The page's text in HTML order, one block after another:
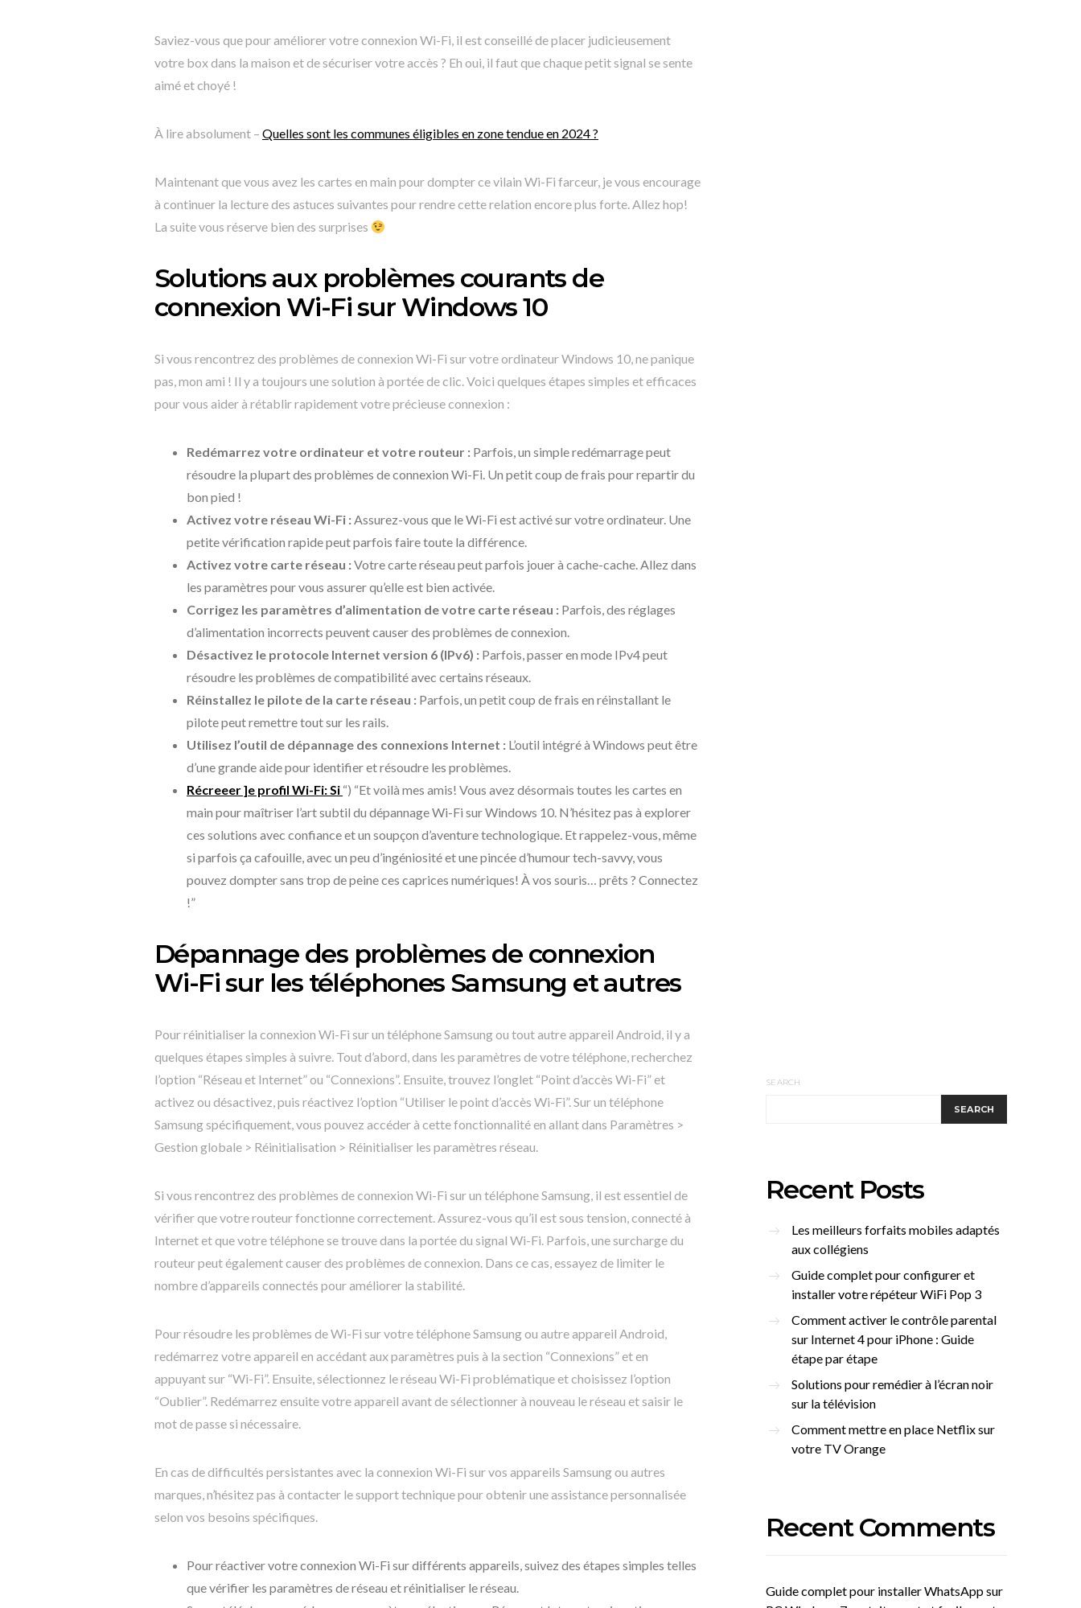
Saviez-vous que pour améliorer votre connexion Wi-Fi, il est conseillé de placer judicieusement
votre box dans la maison et de sécuriser votre accès ? Eh oui, il faut que chaque petit signal se sente
aimé et choyé !
À lire absolument – Quelles sont les communes éligibles en zone tendue en 2024 ?
Maintenant que vous avez les cartes en main pour dompter ce vilain Wi-Fi farceur, je vous encourage
à continuer la lecture des astuces suivantes pour rendre cette relation encore plus forte. Allez hop!
La suite vous réserve bien des surprises
Solutions aux problèmes courants de
connexion Wi-Fi sur Windows 10
Si vous rencontrez des problèmes de connexion Wi-Fi sur votre ordinateur Windows 10, ne panique
pas, mon ami ! Il y a toujours une solution à portée de clic. Voici quelques étapes simples et efficaces
pour vous aider à rétablir rapidement votre précieuse connexion :
Redémarrez votre ordinateur et votre routeur : Parfois, un simple redémarrage peut
résoudre la plupart des problèmes de connexion Wi-Fi. Un petit coup de frais pour repartir du
bon pied !
Activez votre réseau Wi-Fi :Assurez-vous que le Wi-Fi est activé sur votre ordinateur. Une
petite vérification rapide peut parfois faire toute la différence.
Activez votre carte réseau :Votre carte réseau peut parfois jouer à cache-cache. Allez dans
les paramètres pour vous assurer qu’elle est bien activée.
Corrigez les paramètres d’alimentation de votre carte réseau : Parfois, des réglages
d’alimentation incorrects peuvent causer des problèmes de connexion.
Désactivez le protocole Internet version 6 (IPv6) : Parfois, passer en mode IPv4 peut
résoudre les problèmes de compatibilité avec certains réseaux.
Réinstallez le pilote de la carte réseau : Parfois, un petit coup de frais en réinstallant le
pilote peut remettre tout sur les rails.
Utilisez l’outil de dépannage des connexions Internet : L’outil intégré à Windows peut être
d’une grande aide pour identifier et résoudre les problèmes.
Récreeer ]e profil Wi-Fi: Si “) “Et voilà mes amis! Vous avez désormais toutes les cartes en
main pour maîtriser l’art subtil du dépannage Wi-Fi sur Windows 10. N’hésitez pas à explorer
ces solutions avec confiance et un soupçon d’aventure technologique. Et rappelez-vous, même
si parfois ça cafouille, avec un peu d’ingéniosité et une pincée d’humour tech-savvy, vous
pouvez dompter sans trop de peine ces caprices numériques! À vos souris… prêts ? Connectez
!”
Dépannage des problèmes de connexion
Wi-Fi sur les téléphones Samsung et autres
Pour réinitialiser la connexion Wi-Fi sur un téléphone Samsung ou tout autre appareil Android, il y a
quelques étapes simples à suivre. Tout d’abord, dans les paramètres de votre téléphone, recherchez
l’option “Réseau et Internet” ou “Connexions”. Ensuite, trouvez l’onglet “Point d’accès Wi-Fi” et
activez ou désactivez, puis réactivez l’option “Utiliser le point d’accès Wi-Fi”. Sur un téléphone
Samsung spécifiquement, vous pouvez accéder à cette fonctionnalité en allant dans Paramètres >
Gestion globale > Réinitialisation > Réinitialiser les paramètres réseau.
Si vous rencontrez des problèmes de connexion Wi-Fi sur un téléphone Samsung, il est essentiel de
vérifier que votre routeur fonctionne correctement. Assurez-vous qu’il est sous tension, connecté à
Internet et que votre téléphone se trouve dans la portée du signal Wi-Fi. Parfois, une surcharge du
routeur peut également causer des problèmes de connexion. Dans ce cas, essayez de limiter le
nombre d’appareils connectés pour améliorer la stabilité.
Pour résoudre les problèmes de Wi-Fi sur votre téléphone Samsung ou autre appareil Android,
redémarrez votre appareil en accédant aux paramètres puis à la section “Connexions” et en
appuyant sur “Wi-Fi”. Ensuite, sélectionnez le réseau Wi-Fi problématique et choisissez l’option
“Oublier”. Redémarrez ensuite votre appareil avant de sélectionner à nouveau le réseau et saisir le
mot de passe si nécessaire.
En cas de difficultés persistantes avec la connexion Wi-Fi sur vos appareils Samsung ou autres
marques, n’hésitez pas à contacter le support technique pour obtenir une assistance personnalisée
selon vos besoins spécifiques.
Pour réactiver votre connexion Wi-Fi sur différents appareils, suivez des étapes simples telles
que vérifier les paramètres de réseau et réinitialiser le réseau.
SEARCH
SEARCH
Recent Posts
Les meilleurs forfaits mobiles adaptés
aux collégiens
Guide complet pour configurer et
installer votre répéteur WiFi Pop 3
Comment activer le contrôle parental
sur Internet 4 pour iPhone : Guide
étape par étape
Solutions pour remédier à l’écran noir
sur la télévision
Comment mettre en place Netflix sur
votre TV Orange
Recent Comments
Guide complet pour installer WhatsApp sur